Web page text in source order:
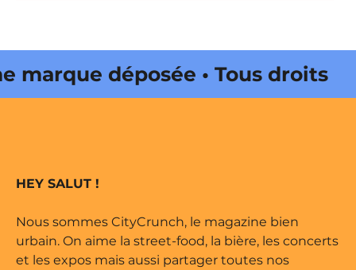
déposée • Tous droits
par Buena Onda Web •
HEY SALUT !
Nous sommes CityCrunch, le magazine bien
urbain. On aime la street-food, la bière, les concerts
et les expos mais aussi partager toutes nos